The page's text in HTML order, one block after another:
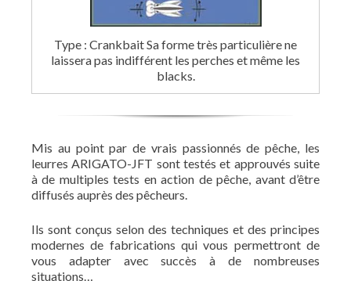
Type : Crankbait Sa forme très particulière ne
laissera pas indifférent les perches et même les
blacks.
Mis au point par de vrais passionnés de pêche, les
leurres ARIGATO-JFT sont testés et approuvés suite
à de multiples tests en action de pêche, avant d’être
diffusés auprès des pêcheurs.
Ils sont conçus selon des techniques et des principes
modernes de fabrications qui vous permettront de
vous adapter avec succès à de nombreuses
situations…